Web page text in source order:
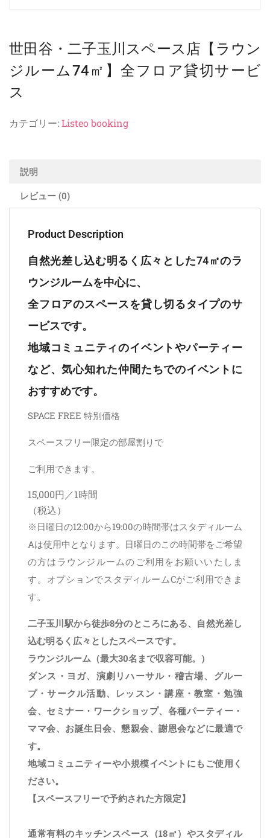
世田谷・二子玉川スペース店【ラウン
ジルーム74㎡】全フロア貸切サービ
ス
カテゴリー:Listeo booking
説明
レビュー (0)
Product Description
自然光差し込む明るく広々とした74㎡のラ
ウンジルームを中心に、
全フロアのスペースを貸し切るタイプのサ
ービスです。
地域コミュニティのイベントやパーティー
など、気心知れた仲間たちでのイベントに
おすすめです。
SPACE FREE 特別価格
スペースフリー限定の部屋割りで
ご利用できます。
15,000円／1時間
（税込）
※日曜日の12:00から19:00の時間帯はスタディルーム
Aは使用中となります。日曜日のこの時間帯をご希望
の方はラウンジルームのご利用をお願いいたしま
す。オプションでスタディルームCがご利用できま
す。
二子玉川駅から徒歩8分のところにある、自然光差し
込む明るく広々としたスペースです。
ラウンジルーム（最大30名まで収容可能。）
ダンス・ヨガ、演劇リハーサル・稽古場、グルー
プ・サークル活動、レッスン・講座・教室・勉強
会、セミナー・ワークショップ、各種パーティー・
ママ会、お誕生日会、懇親会、謝恩会などに最適で
す。
地域コミュニティーや小規模イベントにもご使用く
ださい。
【スペースフリーで予約された方限定】
通常有料のキッチンスペース（18㎡）やスタディル